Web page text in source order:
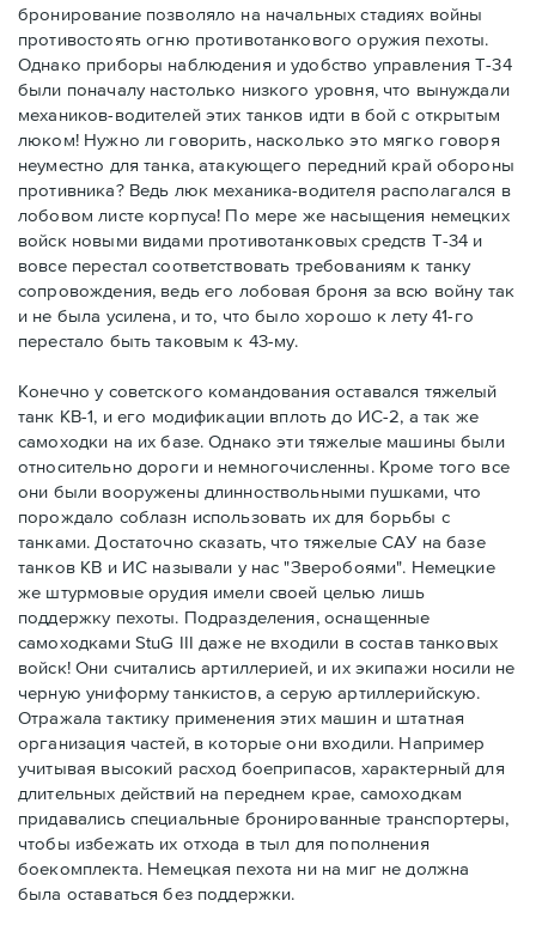
бронирование позволяло на начальных стадиях войны
противостоять огню противотанкового оружия пехоты.
Однако приборы наблюдения и удобство управления Т-34
были поначалу настолько низкого уровня, что вынуждали
механиков-водителей этих танков идти в бой с открытым
люком! Нужно ли говорить, насколько это мягко говоря
неуместно для танка, атакующего передний край обороны
противника? Ведь люк механика-водителя располагался в
лобовом листе корпуса! По мере же насыщения немецких
войск новыми видами противотанковых средств Т-34 и
вовсе перестал соответствовать требованиям к танку
сопровождения, ведь его лобовая броня за всю войну так
и не была усилена, и то, что было хорошо к лету 41-го
перестало быть таковым к 43-му.
Конечно у советского командования оставался тяжелый
танк КВ-1, и его модификации вплоть до ИС-2, а так же
самоходки на их базе. Однако эти тяжелые машины были
относительно дороги и немногочисленны. Кроме того все
они были вооружены длинноствольными пушками, что
порождало соблазн использовать их для борьбы с
танками. Достаточно сказать, что тяжелые САУ на базе
танков КВ и ИС называли у нас "Зверобоями". Немецкие
же штурмовые орудия имели своей целью лишь
поддержку пехоты. Подразделения, оснащенные
самоходками StuG III даже не входили в состав танковых
войск! Они считались артиллерией, и их экипажи носили не
черную униформу танкистов, а серую артиллерийскую.
Отражала тактику применения этих машин и штатная
организация частей, в которые они входили. Например
учитывая высокий расход боеприпасов, характерный для
длительных действий на переднем крае, самоходкам
придавались специальные бронированные транспортеры,
чтобы избежать их отхода в тыл для пополнения
боекомплекта. Немецкая пехота ни на миг не должна
была оставаться без поддержки.